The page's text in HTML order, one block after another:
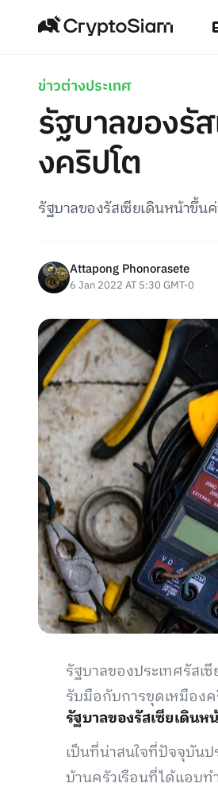
ข่าวต่างประเทศ
รัฐบาลของรั
งคริปโต
รัฐบาลของรัสเซียเดินหน้าขึ้น
Attapong Phonorasete
6 Jan 2022 AT 5:30 GMT-0
รัฐบาลของประเทศรัสเ
รับมือกับการขุดเหมือง
รัฐบาลของรัสเซียเดินห
เป็นที่น่าสนใจที่ปัจจุบันป
บ้านครัวเรือนที่ได้แอบ